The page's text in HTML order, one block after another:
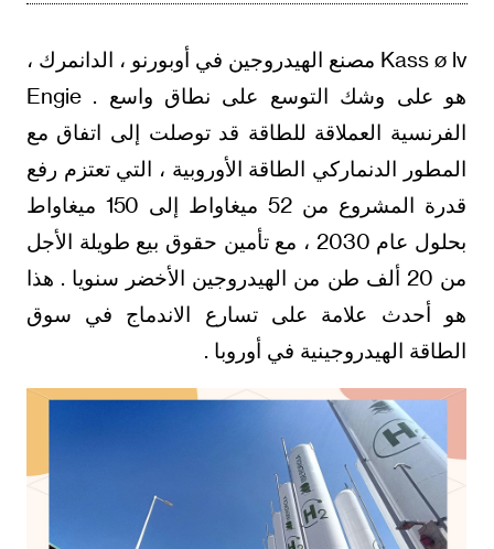
Kass ø lv مصنع الهيدروجين في أوبورنو ، الدانمرك ،
هو على وشك التوسع على نطاق واسع . Engie
الفرنسية العملاقة للطاقة قد توصلت إلى اتفاق مع
المطور الدنماركي الطاقة الأوروبية ، التي تعتزم رفع
قدرة المشروع من 52 ميغاواط إلى 150 ميغاواط
بحلول عام 2030 ، مع تأمين حقوق بيع طويلة الأجل
من 20 ألف طن من الهيدروجين الأخضر سنويا . هذا
هو أحدث علامة على تسارع الاندماج في سوق
الطاقة الهيدروجينية في أوروبا .